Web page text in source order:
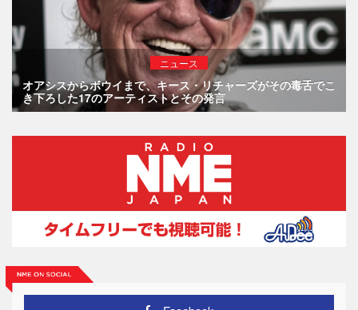
ニュース
オアシスからボウイまで、キース・リチャーズがその毒舌でこ
き下ろした17のアーティストとその発言